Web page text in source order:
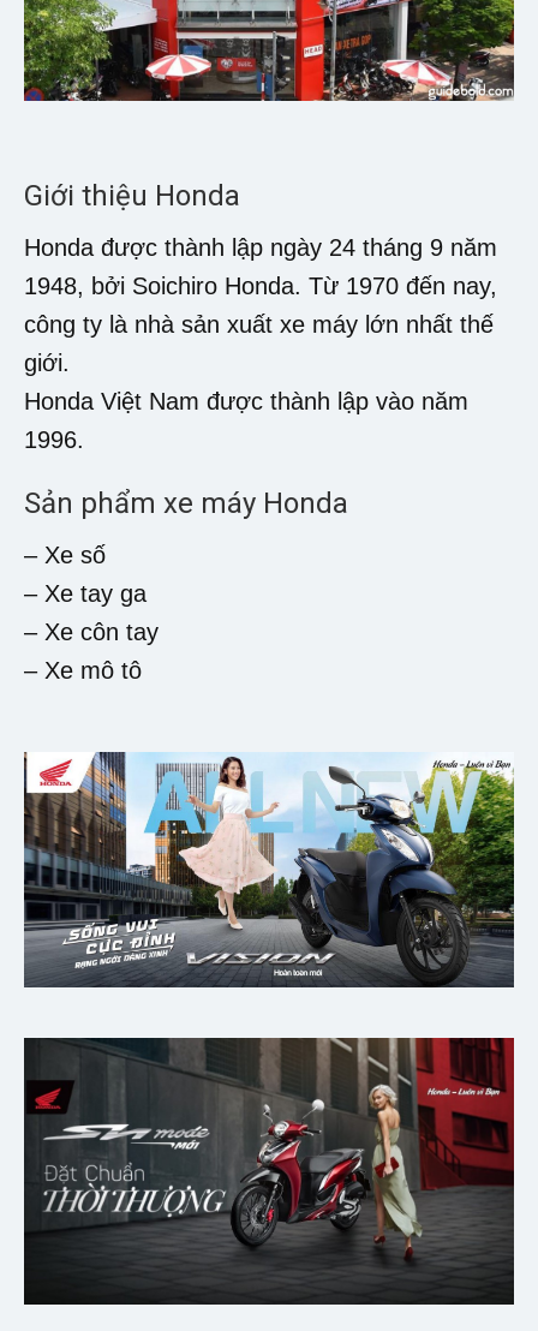
Giới thiệu Honda
Honda được thành lập ngày 24 tháng 9 năm
1948, bởi Soichiro Honda. Từ 1970 đến nay,
công ty là nhà sản xuất xe máy lớn nhất thế
giới.
Honda Việt Nam được thành lập vào năm
1996.
Sản phẩm xe máy Honda
– Xe số
– Xe tay ga
– Xe côn tay
– Xe mô tô